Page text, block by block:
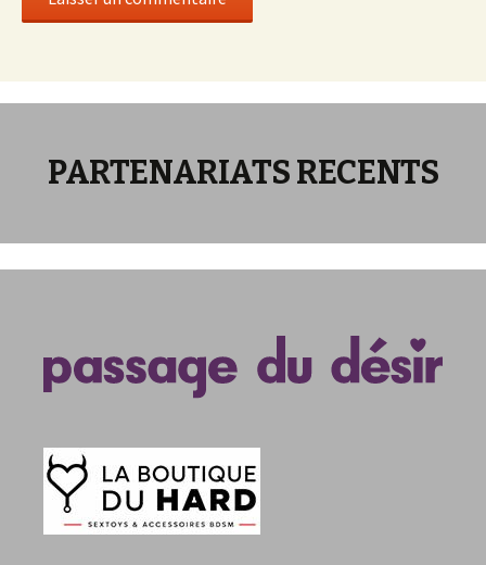
PARTENARIATS RECENTS